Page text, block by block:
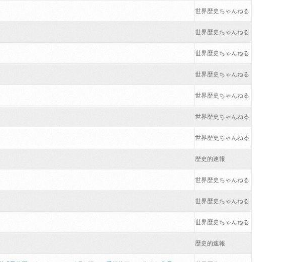
世界歴史ちゃんねる
世界歴史ちゃんねる
世界歴史ちゃんねる
世界歴史ちゃんねる
世界歴史ちゃんねる
世界歴史ちゃんねる
世界歴史ちゃんねる
歴史的速報
世界歴史ちゃんねる
世界歴史ちゃんねる
世界歴史ちゃんねる
歴史的速報